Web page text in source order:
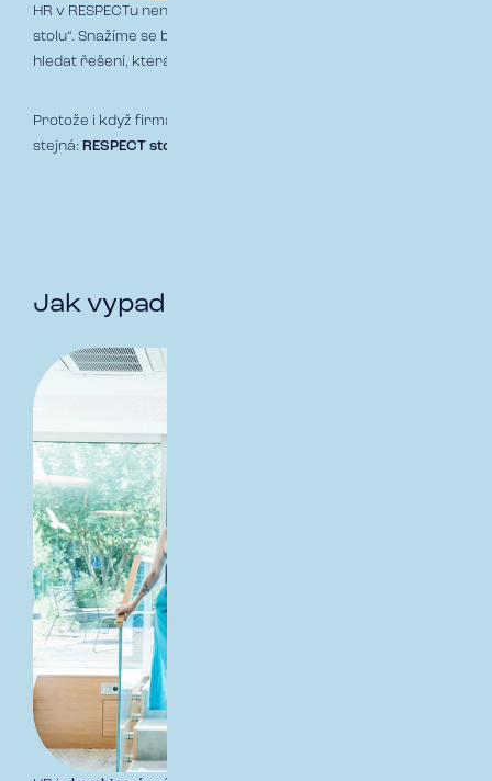
HR v RESPECTu není oddělení, které nastavuje pravidla „od
stolu“. Snažíme se být co nejblíž realitě jednotlivých týmů a
hledat řešení, která dávají smysl pro firmu i pro lidi.
Protože i když firma roste, jedna věc zůstává
stejná: RESPECT stojí na lidech.
Jak vypadá práce v praxi